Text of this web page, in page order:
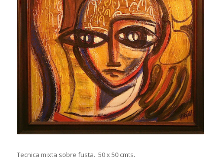
Tecnica mixta sobre fusta. 50 x 50 cmts.